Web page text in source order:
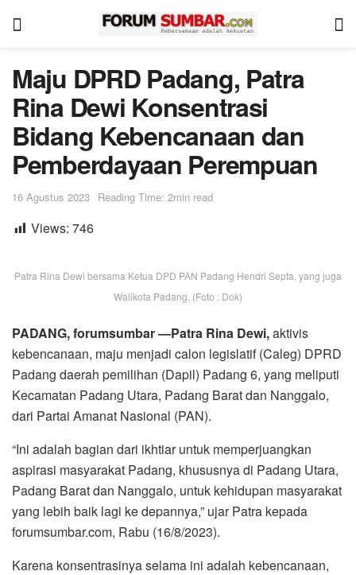
Maju DPRD Padang, Patra
Rina Dewi Konsentrasi
Bidang Kebencanaan dan
Pemberdayaan Perempuan
16 Agustus 2023 Reading Time: 2min read
Views: 746
Patra Rina Dewi bersama Ketua DPD PAN Padang Hendri Septa, yang juga
Walikota Padang. (Foto : Dok)
PADANG, forumsumbar —Patra Rina Dewi,aktivis
kebencanaan, maju menjadi calon legislatif (Caleg) DPRD
Padang daerah pemilihan (Dapil) Padang 6, yang meliputi
Kecamatan Padang Utara, Padang Barat dan Nanggalo,
dari Partai Amanat Nasional (PAN).
“Ini adalah bagian dari ikhtiar untuk memperjuangkan
aspirasi masyarakat Padang, khususnya di Padang Utara,
Padang Barat dan Nanggalo, untuk kehidupan masyarakat
yang lebih baik lagi ke depannya,” ujar Patra kepada
forumsumbar.com, Rabu (16/8/2023).
Karena konsentrasinya selama ini adalah kebencanaan,